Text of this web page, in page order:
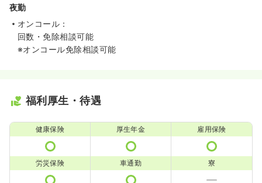
夜勤
オンコール：
回数・免除相談可能
※オンコール免除相談可能
福利厚生・待遇
健康保険 厚生年金 雇用保険
労災保険 車通勤 寮